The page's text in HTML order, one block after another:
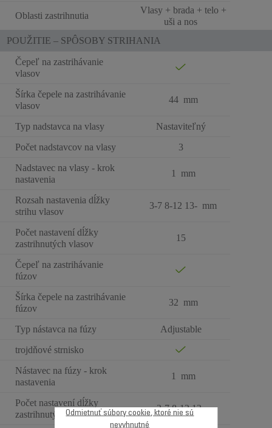
Oblasti zastrihnutia
Vlasy + brada + telo +
uši a nos
POUŽITIE – SPÔSOBY STRIHANIA
Čepeľ na zastrihávanie
vlasov
Šírka čepele na zastrihávanie
vlasov
44 mm
Typ nadstavca na vlasy
Nastaviteľný
Počet nadstavcov na vlasy
3
Nadstavec na vlasy - krok
nastavenia
1 mm
Rozsah nastavenia dĺžky
strihu vlasov
3-7 8-12 13- mm
Počet nastavení dĺžky
zastrihnutých vlasov
15
Čepeľ na zastrihávanie
fúzov
Šírka čepele na zastrihávanie
fúzov
32 mm
Typ nástavca na fúzy
Adjustable
trojdňové strnisko
Nástavec na fúzy - krok
nastavenia
1 mm
Počet nastavení dĺžky
zastrihnutých fúzov
3-7 8-12 13-
Odmietnuť súbory cookie, ktoré nie sú
nevyhnutné